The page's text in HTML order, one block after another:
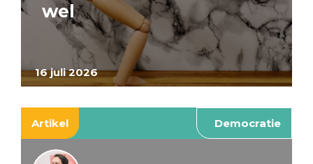
16 juli 2026
wel
Artikel Democratie